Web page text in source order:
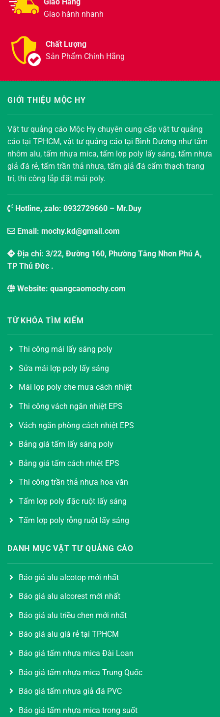
Giao hành nhanh
Chất Lượng
Sản Phẩm Chính Hãng
GIỚI THIỆU MỘC HY
Vật tư quảng cáo Mộc Hy chuyên cung cấp vật tư quảng
cáo tại TPHCM, vật tư quảng cáo tại Bình Dương như tấm
nhôm alu, tấm nhựa mica, tấm lợp poly lấy sáng, tấm nhựa
giả đá rẻ, tấm trần thả nhựa, tấm giả đá cẩm thạch trang
trí, thi công lắp đặt mái poly.
Hotline, zalo: 0932729660 – Mr.Duy
Email: mochy.kd@gmail.com
Địa chỉ: 3/22, Đường 160, Phường Tăng Nhơn Phú A,
TP Thủ Đức .
Website: quangcaomochy.com
TỪ KHÓA TÌM KIẾM
Thi công mái lấy sáng poly
Sửa mái lợp poly lấy sáng
Mái lợp poly che mưa cách nhiệt
Thi công vách ngăn nhiệt EPS
Vách ngăn phòng cách nhiệt EPS
Bảng giá tấm lấy sáng poly
Bảng giá tấm cách nhiệt EPS
Thi công trần thả nhựa hoa văn
Tấm lợp poly đặc ruột lấy sáng
Tấm lợp poly rỗng ruột lấy sáng
DANH MỤC VẬT TƯ QUẢNG CÁO
Báo giá alu alcotop mới nhất
Báo giá alu alcorest mới nhất
Báo giá alu triều chen mới nhất
Báo giá alu giá rẻ tại TPHCM
Báo giá tấm nhựa mica Đài Loan
Báo giá tấm nhựa mica Trung Quốc
Báo giá tấm nhựa giả đá PVC
Báo giá tấm nhựa mica trong suốt